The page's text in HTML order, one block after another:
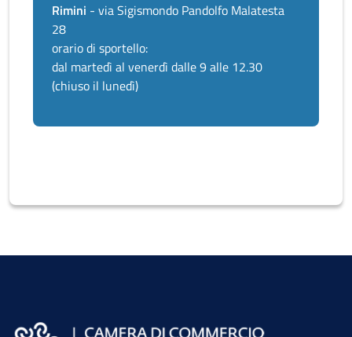
Rimini - via Sigismondo Pandolfo Malatesta
28
orario di sportello:
dal martedì al venerdì dalle 9 alle 12.30
(chiuso il lunedì)